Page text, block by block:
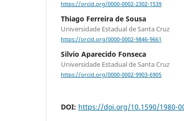
https://orcid.org/0000-0002-2302-1539
Thiago Ferreira de Sousa
Universidade Estadual de Santa Cruz
https://orcid.org/0000-0002-9846-9661
Silvio Aparecido Fonseca
Universidade Estadual de Santa Cruz
https://orcid.org/0000-0002-9903-6905
DOI: https://doi.org/10.1590/1980-